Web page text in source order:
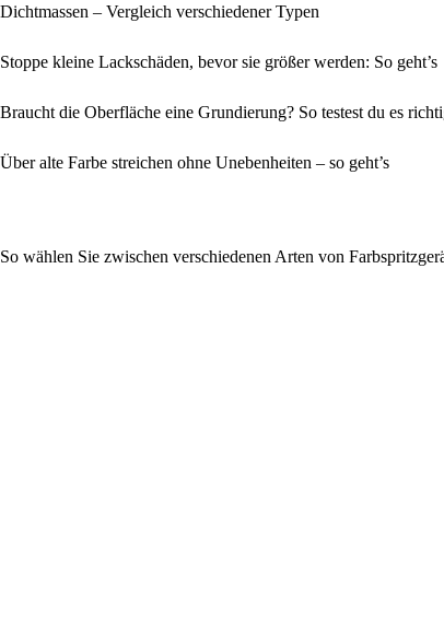
Dichtmassen – Vergleich verschiedener Typen
Stoppe kleine Lackschäden, bevor sie größer werden: So geht’s
Braucht die Oberfläche eine Grundierung? So testest du es
Über alte Farbe streichen ohne Unebenheiten – so geht’s
So wählen Sie zwischen verschiedenen Arten von